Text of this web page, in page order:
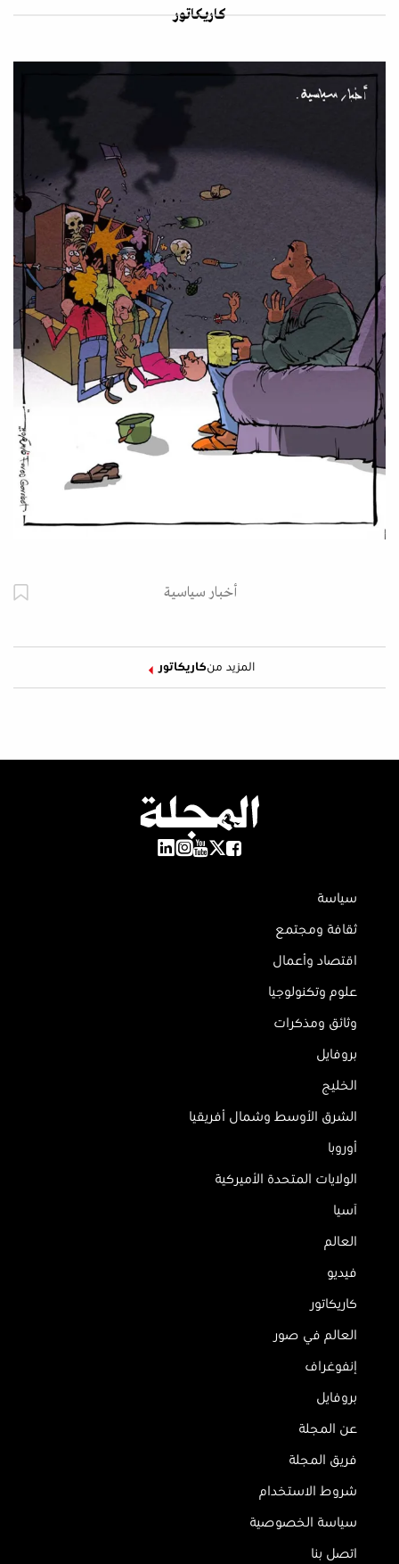
كاريكاتور
أخبار سياسية
المزيد منكاريكاتور
سياسة
ثقافة ومجتمع
اقتصاد وأعمال
علوم وتكنولوجيا
وثائق ومذكرات
بروفايل
الخليج
الشرق الأوسط وشمال أفريقيا
أوروبا
الولايات المتحدة الأميركية
آسيا
العالم
فيديو
كاريكاتور
العالم في صور
إنفوغراف
بروفايل
عن المجلة
فريق المجلة
شروط الاستخدام
سياسة الخصوصية
اتصل بنا